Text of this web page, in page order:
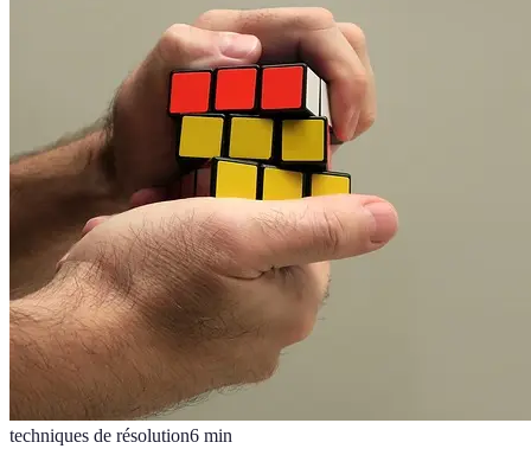
techniques de résolution6 min